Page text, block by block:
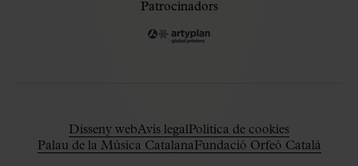
Patrocinadors
Disseny webAvís legalPolítica de cookies
Palau de la Música CatalanaFundació Orfeó Català